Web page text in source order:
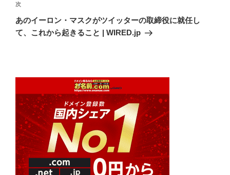
ー
シ
ョ
次
の
投
次
あのイーロン・マスクがツイッターの取締役に就任し
て、これから起きること | WIRED.jp